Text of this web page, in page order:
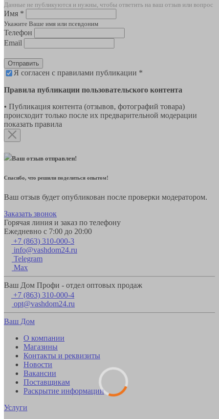
Данные не публикуются и нужны, чтобы ответить на ваш отзыв или вопрос
Имя *
Укажите Ваше имя или псевдоним
Телефон
Email
Отправить
Я согласен с правилами публикации *
Правила публикации пользовательского контента
• Публикация контента (отзывов, фотографий товара)
происходит только после их предварительной модерации
показать правила
Ваш отзыв отправлен!
Спасибо, что решили поделиться опытом!
Ваш отзыв будет опубликован после проверки модератором.
Заказать звонок
Горячая линия и заказ по телефону
Ежедневно с 7:00 до 20:00
+7 (863) 310-000-3
info@vashdom24.ru
Telegram
Max
Ваш Дом Профи - отдел оптовых продаж
+7 (863) 310-000-4
opt@vashdom24.ru
Ваш Дом
О компании
Магазины
Контакты и реквизиты
Новости
Вакансии
Поставщикам
Раскрытие информации
Услуги